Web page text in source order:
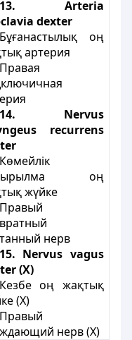
13. Arterіa
dexter
Бұғанастылық оң
артерия
Правая
14. Nervus
recurrens
Көмейлік
оң
жүйке
Правый
нерв
15. Nervus vagus
(X)
Кезбе оң жақтық
(X)
Правый
нерв (X)